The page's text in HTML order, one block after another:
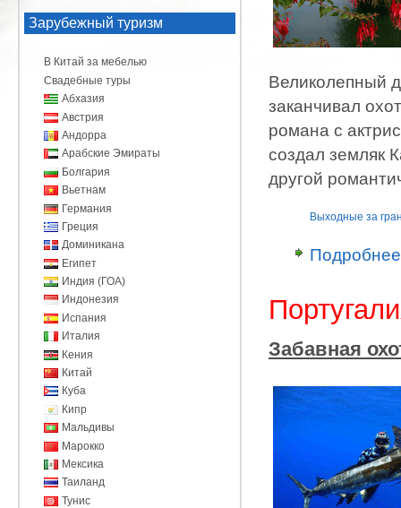
Великолепный
заканчивал
романа с
создал земляк
другой
Выходные за
Подробнее
Забавная
Зарубежный туризм
В Китай за мебелью
Свадебные туры
Абхазия
Австрия
Андорра
Арабские Эмираты
Болгария
Вьетнам
Германия
Греция
Доминикана
Египет
Индия (ГОА)
Индонезия
Испания
Италия
Кения
Китай
Куба
Кипр
Мальдивы
Марокко
Мексика
Таиланд
Тунис